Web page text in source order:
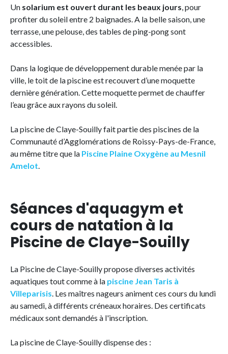
Un solarium est ouvert durant les beaux jours, pour
profiter du soleil entre 2 baignades. A la belle saison, une
terrasse, une pelouse, des tables de ping-pong sont
accessibles.
Dans la logique de développement durable menée par la
ville, le toit de la piscine est recouvert d’une moquette
dernière génération. Cette moquette permet de chauffer
l’eau grâce aux rayons du soleil.
La piscine de Claye-Souilly fait partie des piscines de la
Communauté d’Agglomérations de Roissy-Pays-de-France,
au même titre que la Piscine Plaine Oxygène au Mesnil
Amelot.
Séances d'aquagym et
cours de natation à la
Piscine de Claye-Souilly
La Piscine de Claye-Souilly propose diverses activités
aquatiques tout comme à la piscine Jean Taris à
Villeparisis. Les maîtres nageurs animent ces cours du lundi
au samedi, à différents créneaux horaires. Des certificats
médicaux sont demandés à l'inscription.
La piscine de Claye-Souilly dispense des :